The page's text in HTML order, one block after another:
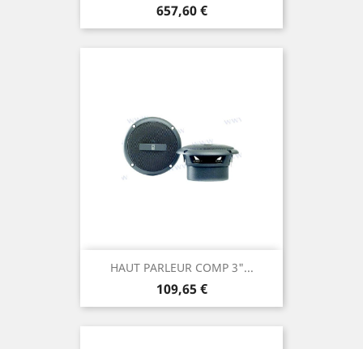
Prix
657,60 €
HAUT PARLEUR COMP 3"...
Prix
109,65 €